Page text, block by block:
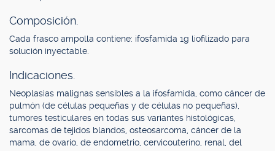
Composición.
Cada frasco ampolla contiene: ifosfamida 1g liofilizado para
solución inyectable.
Indicaciones.
Neoplasias malignas sensibles a la ifosfamida, como cáncer de
pulmón (de células pequeñas y de células no pequeñas),
tumores testiculares en todas sus variantes histológicas,
sarcomas de tejidos blandos, osteosarcoma, cáncer de la
mama, de ovario, de endometrio, cervicouterino, renal, del